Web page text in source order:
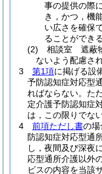
事の提供の際
き，かつ，機
い広さを確保
ることができる
(2)
相談室 遮蔽
ないよう配慮さ
3
第1項に掲げる設
予防認知症対応型
ればならない。 た
定介護予防認知症
は，この限りでない
4
前項ただし書の場
防認知症対応型通
し，夜間及び深夜
応型通所介護以外
ビスの内容を当該